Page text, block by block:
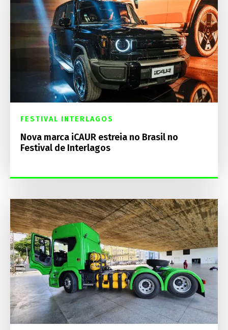
FESTIVAL INTERLAGOS
Nova marca iCAUR estreia no Brasil no
Festival de Interlagos